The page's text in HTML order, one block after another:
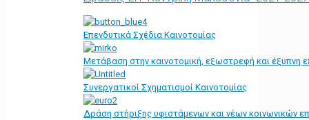
Επενδυτικά Σχέδια Καινοτομίας
Μετάβαση στην καινοτομική, εξωστρεφή και έξυπνη
Συνεργατικοί Σχηματισμοί Καινοτομίας
Δράση στήριξης υφιστάμενων και νέων κοινωνικών